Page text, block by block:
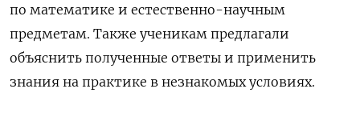
по математике и естественно-научным
предметам. Также ученикам предлагали
объяснить полученные ответы и применить
знания на практике в незнакомых условиях.